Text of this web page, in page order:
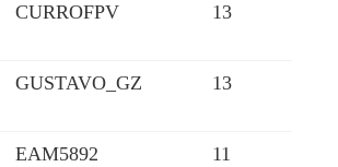
CURROFPV 13
GUSTAVO_GZ 13
EAM5892 11